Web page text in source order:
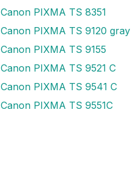
Canon PIXMA TS 8351
Canon PIXMA TS 9120 gray
Canon PIXMA TS 9155
Canon PIXMA TS 9521 C
Canon PIXMA TS 9541 C
Canon PIXMA TS 9551C